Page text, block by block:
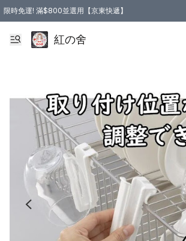
限時免運! 滿$800並選用【京東快遞】
紅の舍